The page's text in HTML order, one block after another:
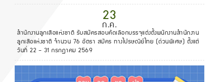
23
ก.ค.
สํานักงานลูกเสือแห่งชาติ รับสมัครสอบคัดเลือกบรรจุแต่งตั้งพนักงานสํานักงาน
ลูกเสือแห่งชาติ จำนวน 76 อัตรา สมัคร ทางไปรษณีย์ไทย (ด่วนพิเศษ) ตั้งแต่
วันที่ 22 – 31 กรกฎาคม 2569